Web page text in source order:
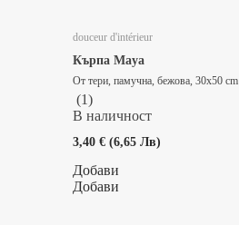
douceur d'intérieur
Кърпа Maya
От тери, памучна, бежова, 30x50 cm
(1)
В наличност
3,40 € (6,65 Лв)
Добави
Добави